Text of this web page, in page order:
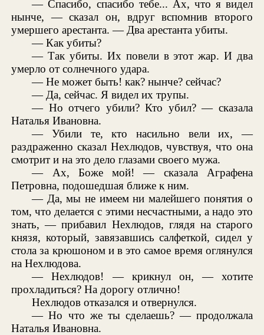
— Спасибо, спасибо тебе... Ах, что я видел
нынче, — сказал он, вдруг вспомнив второго
умершего арестанта. — Два арестанта убиты.
— Как убиты?
— Так убиты. Их повели в этот жар. И два
умерло от солнечного удара.
— Не может быть! как? нынче? сейчас?
— Да, сейчас. Я видел их трупы.
— Но отчего убили? Кто убил? — сказала
Наталья Ивановна.
— Убили те, кто насильно вели их, —
раздраженно сказал Нехлюдов, чувствуя, что она
смотрит и на это дело глазами своего мужа.
— Ах, Боже мой! — сказала Аграфена
Петровна, подошедшая ближе к ним.
— Да, мы не имеем ни малейшего понятия о
том, что делается с этими несчастными, а надо это
знать, — прибавил Нехлюдов, глядя на старого
князя, который, завязавшись салфеткой, сидел у
стола за крюшоном и в это самое время оглянулся
на Нехлюдова.
— Нехлюдов! — крикнул он, — хотите
прохладиться? На дорогу отлично!
Нехлюдов отказался и отвернулся.
— Но что же ты сделаешь? — продолжала
Наталья Ивановна.